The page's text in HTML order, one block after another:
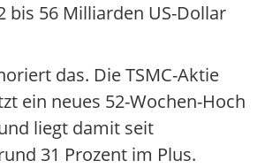
bis 56 Milliarden US-Dollar
das. Die TSMC-Aktie
ein neues 52-Wochen-Hoch
liegt damit seit
31 Prozent im Plus.